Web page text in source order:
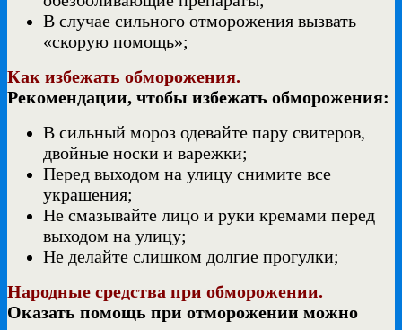
В случае сильного отморожения вызвать
«скорую помощь»;
Как избежать обморожения.
Рекомендации, чтобы избежать обморожения:
В сильный мороз одевайте пару свитеров,
двойные носки и варежки;
Перед выходом на улицу снимите все
украшения;
Не смазывайте лицо и руки кремами перед
выходом на улицу;
Не делайте слишком долгие прогулки;
Народные средства при обморожении.
Оказать помощь при отморожении можно